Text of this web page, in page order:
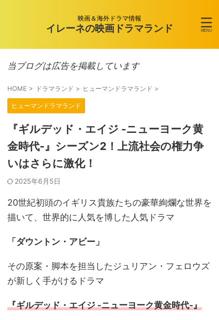
映画＆海外ドラマ情報
イレーネの映画ドラマランド
当ブログは広告を掲載しています
HOME > ドラマランド > ヒューマンドラマランド >
ヒューマンドラマランド
『ギルデッド・エイジ -ニューヨーク黄
金時代-』シーズン2！上流社会の権力争
いはさらに激化！
2025年6月5日
20世紀初頭のイギリス貴族たちの豪華絢爛な世界を
描いて、世界的に人気を博した人気ドラマ
「ダウントン・アビー」
その原案・脚本を担当したジュリアン・フェロウズ
が新しく手がけるドラマ
『ギルデッド・エイジ -ニューヨーク黄金時代-』